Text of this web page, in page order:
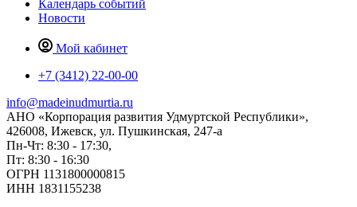
Календарь событий
Новости
Мой кабинет
+7 (3412) 22-00-00
info@madeinudmurtia.ru
АНО «Корпорация развития Удмуртской Республики»,
426008, Ижевск, ул. Пушкинская, 247-а
Пн-Чт: 8:30 - 17:30,
Пт: 8:30 - 16:30
ОГРН 1131800000815
ИНН 1831155238